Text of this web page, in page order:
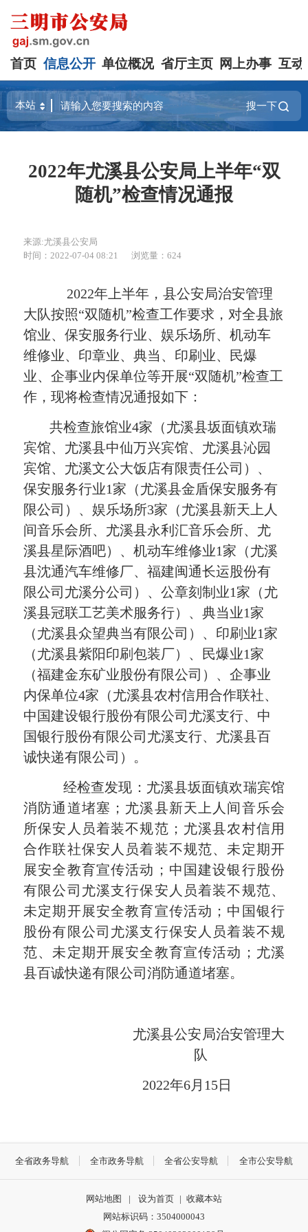
首页 信息公开 单位概况 省厅主页 网上办事 互动
搜一下
2022年尤溪县公安局上半年“双
随机”检查情况通报
来源:尤溪县公安局
时间：2022-07-04 08:21
浏览量：624
2022年上半年，县公安局治安管理
大队按照“双随机”检查工作要求，对全县旅
馆业、保安服务行业、娱乐场所、机动车
维修业、印章业、典当、印刷业、民爆
业、企事业内保单位等开展“双随机”检查工
作，现将检查情况通报如下：
共检查旅馆业4家（尤溪县坂面镇欢瑞
宾馆、尤溪县中仙万兴宾馆、尤溪县沁园
宾馆、尤溪文公大饭店有限责任公司）、
保安服务行业1家（尤溪县金盾保安服务有
限公司）、娱乐场所3家（尤溪县新天上人
间音乐会所、尤溪县永利汇音乐会所、尤
溪县星际酒吧）、机动车维修业1家（尤溪
县沈通汽车维修厂、福建闽通长运股份有
限公司尤溪分公司）、公章刻制业1家（尤
溪县冠联工艺美术服务行）、典当业1家
（尤溪县众望典当有限公司）、印刷业1家
（尤溪县紫阳印刷包装厂）、民爆业1家
（福建金东矿业股份有限公司）、企事业
内保单位4家（尤溪县农村信用合作联社、
中国建设银行股份有限公司尤溪支行、中
国银行股份有限公司尤溪支行、尤溪县百
诚快递有限公司）。
经检查发现：尤溪县坂面镇欢瑞宾馆
消防通道堵塞；尤溪县新天上人间音乐会
所保安人员着装不规范；尤溪县农村信用
合作联社保安人员着装不规范、未定期开
展安全教育宣传活动；中国建设银行股份
有限公司尤溪支行保安人员着装不规范、
未定期开展安全教育宣传活动；中国银行
股份有限公司尤溪支行保安人员着装不规
范、未定期开展安全教育宣传活动；尤溪
县百诚快递有限公司消防通道堵塞。
尤溪县公安局治安管理大
队
2022年6月15日
全省政务导航 全市政务导航 全省公安导航 全市公安导航
网站地图 | 设为首页 | 收藏本站
网站标识码：3504000043